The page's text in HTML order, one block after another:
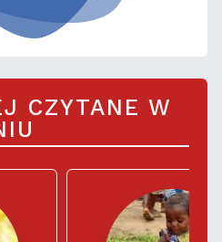
CZYTANE W